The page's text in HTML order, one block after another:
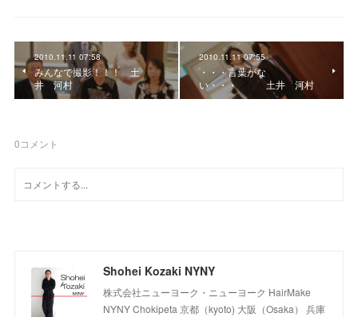
2010.11.11 07:58
みんなで撮影！！！ 土
井 河村
2010.11.11 07:55
・・・言葉がな
い・・・ 土井 河村
0コメント
Shohei Kozaki NYNY
株式会社ニューヨーク・ニューヨーク HairMake
NYNY Chokipeta 京都（kyoto) 大阪（Osaka） 兵庫